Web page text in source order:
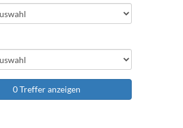
0 Treffer anzeigen